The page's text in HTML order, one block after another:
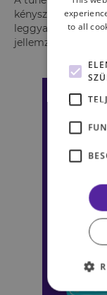
leggyakoribb
jellemző.
to all